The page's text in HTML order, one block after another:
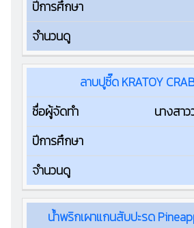
ลาบปูซี๊ด KRATOY
นางสา
น้ำพริกเผาแกนสับปะรด